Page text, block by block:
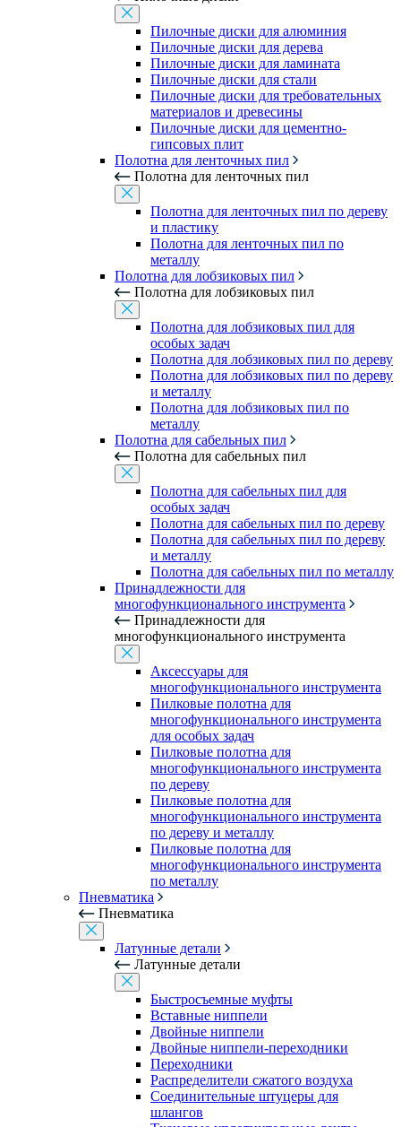
Пилочные диски для алюминия
Пилочные диски для дерева
Пилочные диски для ламината
Пилочные диски для стали
Пилочные диски для требовательных
материалов и древесины
Пилочные диски для цементно-
гипсовых плит
Полотна для ленточных пил
Полотна для ленточных пил
Полотна для ленточных пил по дереву
и пластику
Полотна для ленточных пил по
металлу
Полотна для лобзиковых пил
Полотна для лобзиковых пил
Полотна для лобзиковых пил для
особых задач
Полотна для лобзиковых пил по дереву
Полотна для лобзиковых пил по дереву
и металлу
Полотна для лобзиковых пил по
металлу
Полотна для сабельных пил
Полотна для сабельных пил
Полотна для сабельных пил для
особых задач
Полотна для сабельных пил по дереву
Полотна для сабельных пил по дереву
и металлу
Полотна для сабельных пил по металлу
Принадлежности для
многофункционального инструмента
Принадлежности для
многофункционального инструмента
Аксессуары для
многофункционального инструмента
Пилковые полотна для
многофункционального инструмента
для особых задач
Пилковые полотна для
многофункционального инструмента
по дереву
Пилковые полотна для
многофункционального инструмента
по дереву и металлу
Пилковые полотна для
многофункционального инструмента
по металлу
Пневматика
Пневматика
Латунные детали
Латунные детали
Быстросъемные муфты
Вставные ниппели
Двойные ниппели
Двойные ниппели-переходники
Переходники
Распределители сжатого воздуха
Соединительные штуцеры для
шлангов